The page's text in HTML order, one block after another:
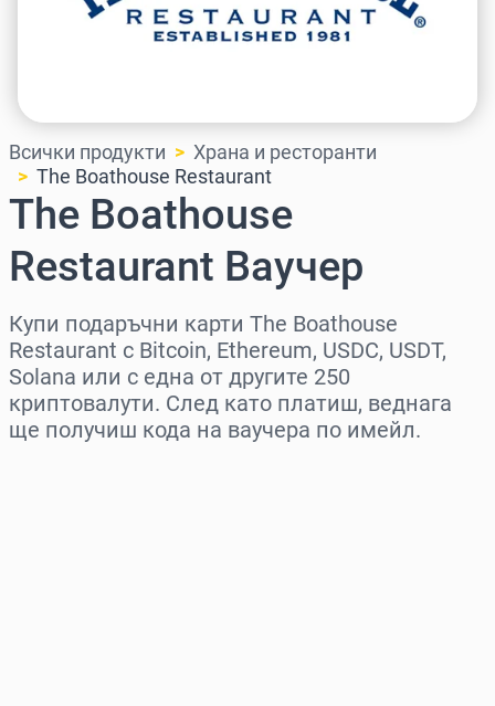
Всички продукти
Храна и ресторанти
The Boathouse Restaurant
The Boathouse
Restaurant Ваучер
Купи подаръчни карти The Boathouse
Restaurant с Bitcoin, Ethereum, USDC, USDT,
Solana или с една от другите 250
криптовалути. След като платиш, веднага
ще получиш кода на ваучера по имейл.